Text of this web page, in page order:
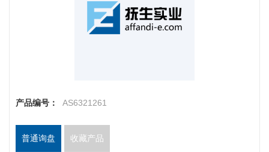
产品编号： AS6321261
普通询盘 收藏产品